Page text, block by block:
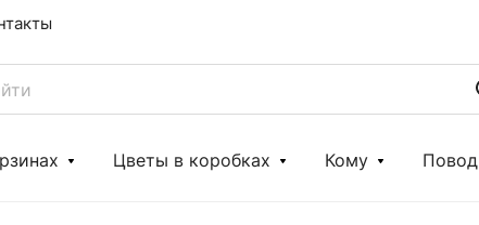
Цветы в коробках Кому Повод